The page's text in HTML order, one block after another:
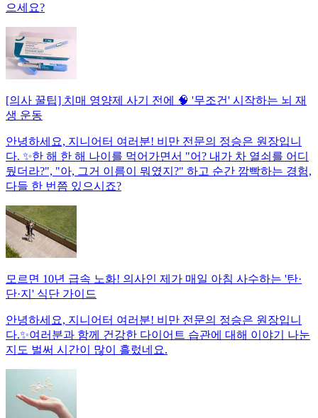
으세요?
[의사 꿀팁] 치매 영양제 사기 전에 🧠 '무조건' 시작하는 뇌 재
생 운동
안녕하세요, 지니어터 여러분! 비만 전문의 정승은 원장입니
다. ✨한 해 한 해 나이를 먹어가면서 "어? 내가 차 열쇠를 어디
뒀더라?", "아, 그거 이름이 뭐였지?" 하고 순간 깜빡하는 경험,
다들 한 번쯤 있으시죠?
모르면 10년 급속 노화! 의사인 제가 매일 아침 사수하는 '탄·
단·지' 식단 가이드
안녕하세요, 지니어터 여러분! 비만 전문의 정승은 원장입니
다.✨여러분과 함께 건강한 다이어트 습관에 대해 이야기 나눈
지도 벌써 시간이 많이 흘렀네요.